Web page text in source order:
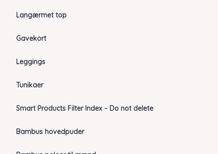
Langærmet top
Gavekort
Leggings
Tunikaer
Smart Products Filter Index – Do not delete
Bambus hovedpuder